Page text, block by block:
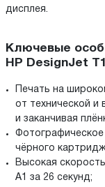
дисплея.
Ключевые
HP DesignJet
Печать на
от технической и
и заканчивая
Фотографическое
чёрного
Высокая
A1 за 26 секунд;